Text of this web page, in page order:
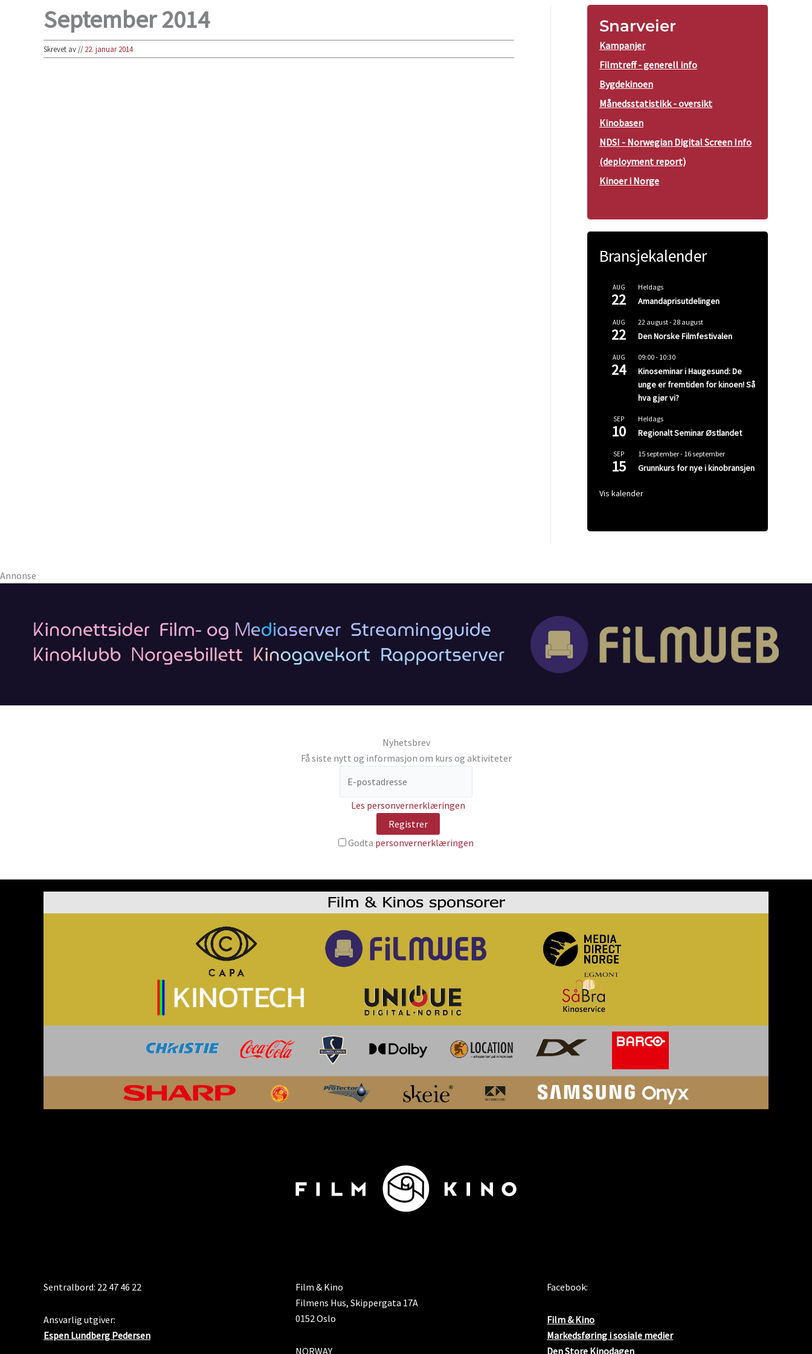
September 2014
Skrevet av//22. januar 2014
Snarveier
Kampanjer
Filmtreff - generell info
Bygdekinoen
Månedsstatistikk - oversikt
Kinobasen
NDSI - Norwegian Digital Screen Info
(deployment report)
Kinoer i Norge
Bransjekalender
AUG
22
Heldags
Amandaprisutdelingen
AUG
22
22 august-28 august
Den Norske Filmfestivalen
AUG
24
09:00- 10:30
Kinoseminar i Haugesund: De
unge er fremtiden for kinoen! Så
hva gjør vi?
SEP
10
Heldags
Regionalt Seminar Østlandet
SEP
15
15 september- 16 september
Grunnkurs for nye i kinobransjen
Vis kalender
Annonse
Nyhetsbrev
Få siste nytt og informasjon om kurs og aktiviteter
Les personvernerklæringen
Godta personvernerklæringen
Sentralbord: 22 47 46 22
Ansvarlig utgiver:
Espen Lundberg Pedersen
Film & Kino
Filmens Hus, Skippergata 17A
0152 Oslo
NORWAY
Facebook:
Film & Kino
Markedsføring i sosiale medier
Den Store Kinodagen